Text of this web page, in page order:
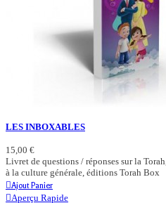
LES INBOXABLES
15,00 €
Livret de questions / réponses sur la
à la culture générale, éditions Torah Box
Ajout Panier
Aperçu Rapide